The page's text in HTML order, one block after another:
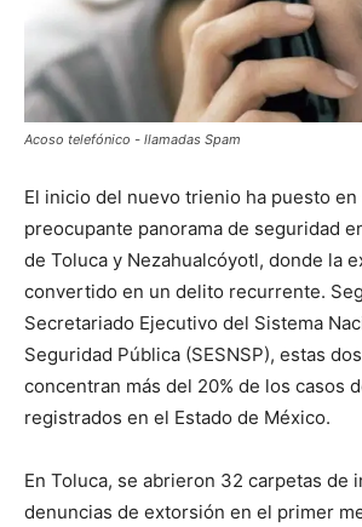
Acoso telefónico - llamadas Spam
El inicio del nuevo trienio ha puesto
preocupante panorama de seguridad
de Toluca y Nezahualcóyotl, donde la
convertido en un delito recurrente.
Secretariado Ejecutivo del Sistema
Seguridad Pública (SESNSP), estas
concentran más del 20% de los casos
registrados en el Estado de México.
En Toluca, se abrieron 32 carpetas de
denuncias de extorsión en el primer